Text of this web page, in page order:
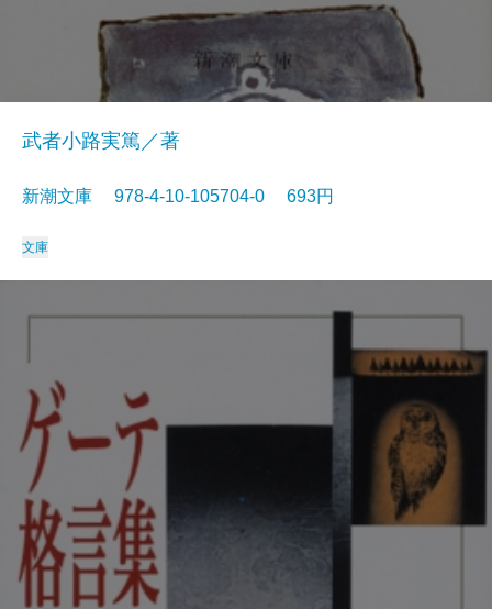
武者小路実篤／著
新潮文庫 978-4-10-105704-0 693円
文庫